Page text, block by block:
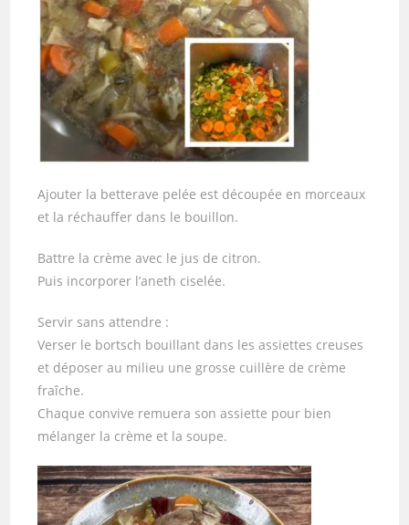
Ajouter la betterave pelée est découpée en morceaux
et la réchauffer dans le bouillon.
Battre la crème avec le jus de citron.
Puis incorporer l’aneth ciselée.
Servir sans attendre :
Verser le bortsch bouillant dans les assiettes creuses
et déposer au milieu une grosse cuillère de crème
fraîche.
Chaque convive remuera son assiette pour bien
mélanger la crème et la soupe.